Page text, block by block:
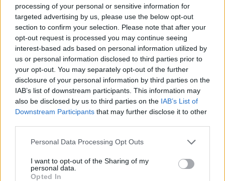
processing of your personal or sensitive information for
targeted advertising by us, please use the below opt-out
section to confirm your selection. Please note that after your
opt-out request is processed you may continue seeing
interest-based ads based on personal information utilized by
us or personal information disclosed to third parties prior to
your opt-out. You may separately opt-out of the further
disclosure of your personal information by third parties on the
IAB’s list of downstream participants. This information may
also be disclosed by us to third parties on the IAB’s List of
Downstream Participants that may further disclose it to other
Personal Data Processing Opt Outs
I want to opt-out of the Sharing of my
personal data.
Opted In
2026. augusztus 07., péntek
Románul is helyt kell állni a hétfőn
kezdődő írásbeliken – így
készülhetnek a pótérettségizők